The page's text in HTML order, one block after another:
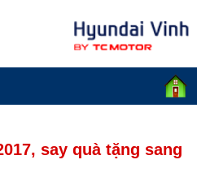
say quà tặng sang